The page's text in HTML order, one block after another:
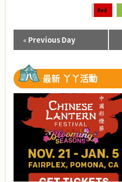
Red
Day
Navigation
« Previous Day
最新 丫丫活動